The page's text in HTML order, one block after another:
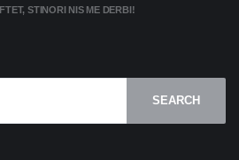
STINORI NIS ME DERBI!
SEARCH